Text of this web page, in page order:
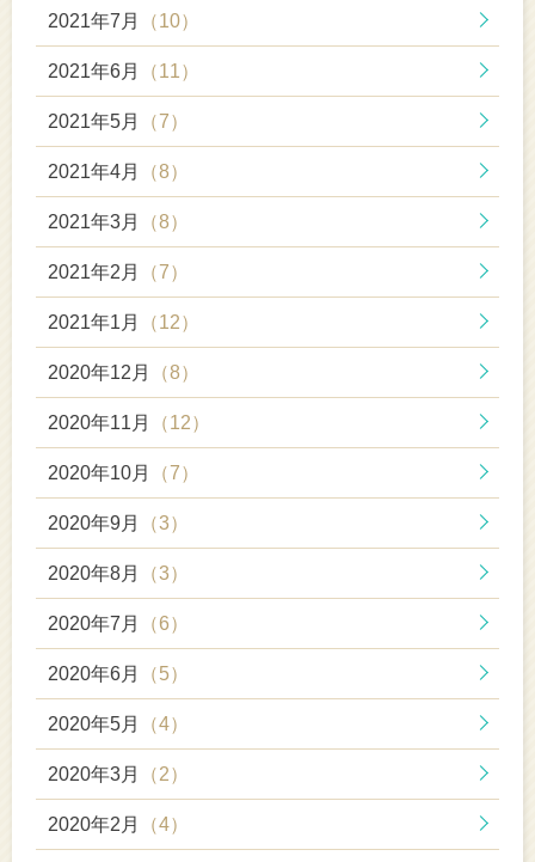
2021年7月 （10）
2021年6月 （11）
2021年5月 （7）
2021年4月 （8）
2021年3月 （8）
2021年2月 （7）
2021年1月 （12）
2020年12月 （8）
2020年11月 （12）
2020年10月 （7）
2020年9月 （3）
2020年8月 （3）
2020年7月 （6）
2020年6月 （5）
2020年5月 （4）
2020年3月 （2）
2020年2月 （4）